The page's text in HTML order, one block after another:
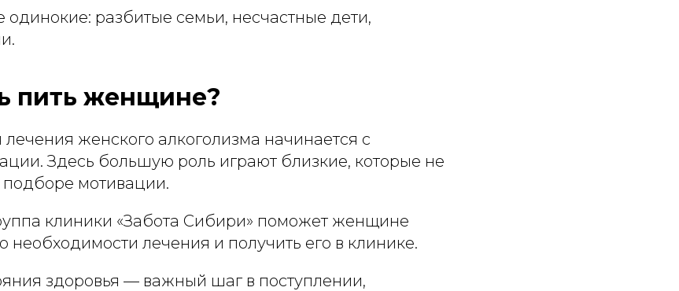
одинокие: разбитые семьи, несчастные дети,
пить женщине?
женского алкоголизма начинается с
Здесь большую роль играют близкие, которые не
подборе мотивации.
клиники «Забота Сибири» поможет женщине
необходимости лечения и получить его в клинике.
здоровья — важный шаг в поступлении,